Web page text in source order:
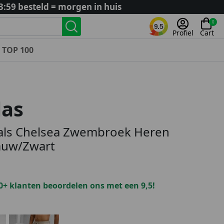
besteld = morgen in huis
9.5
Profiel
0
Cart
België
Frankrijk
TOP 100
Chelsea Zwembroek Heren
Zwart
klanten beoordelen ons met een 9,5!